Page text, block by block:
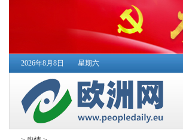
2026年8月8日 星期六